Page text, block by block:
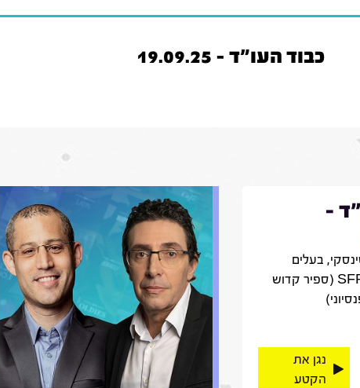
כבוד העו"ד - 19.09.25
-
בעלים
ומנכ"ל משותף SFP (ספיר קדוש
נגן את
הקטע